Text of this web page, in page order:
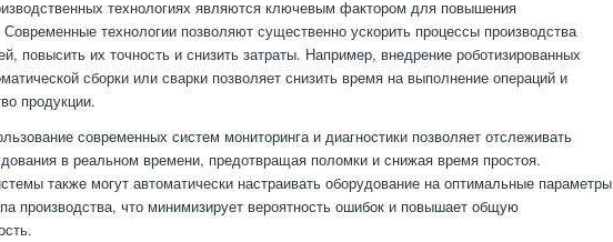
технологиях являются ключевым фактором для повышения
Современные технологии позволяют существенно ускорить процессы производства
повысить их точность и снизить затраты. Например, внедрение роботизированных
сборки или сварки позволяет снизить время на выполнение операций и
продукции.
современных систем мониторинга и диагностики позволяет отслеживать
в реальном времени, предотвращая поломки и снижая время простоя.
также могут автоматически настраивать оборудование на оптимальные параметры
производства, что минимизирует вероятность ошибок и повышает общую